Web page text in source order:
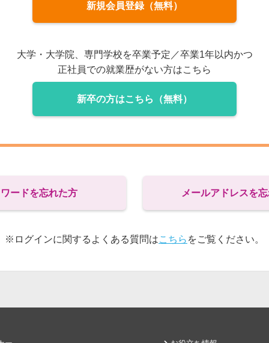
新規会員登録（無料）
大学・大学院、専門学校を卒業予定／卒業1年以内かつ
正社員での就業歴がない方はこちら
新卒の方はこちら（無料）
ードを忘れた方 メールアドレスを
※ログインに関するよくある質問はこちら をご覧ください。